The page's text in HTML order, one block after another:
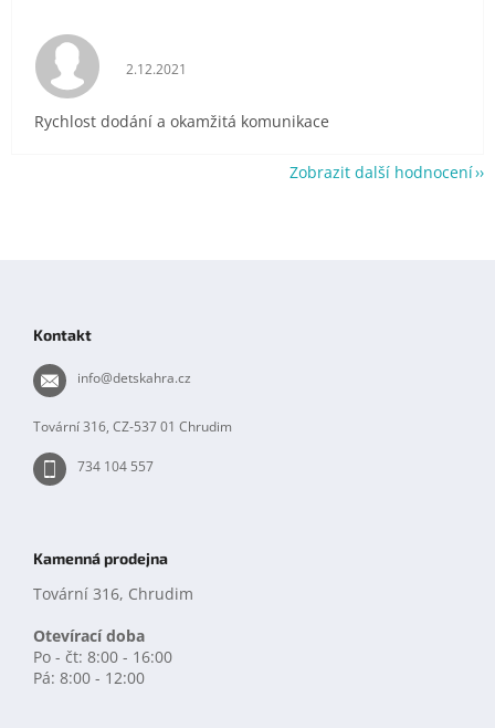
Hodnocení obchodu je 5 z 5 hvězdiček.
2.12.2021
Rychlost dodání a okamžitá komunikace
Zobrazit další hodnocení
Kontakt
info@detskahra.cz
Tovární 316, CZ-537 01 Chrudim
734 104 557
Kamenná prodejna
Tovární 316, Chrudim
Otevírací doba
Po - čt: 8:00 - 16:00
Pá: 8:00 - 12:00